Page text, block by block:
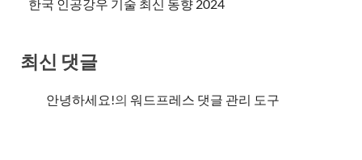
한국 인공강우 기술 최신 동향 2024
최신 댓글
안녕하세요!의 워드프레스 댓글 관리 도구